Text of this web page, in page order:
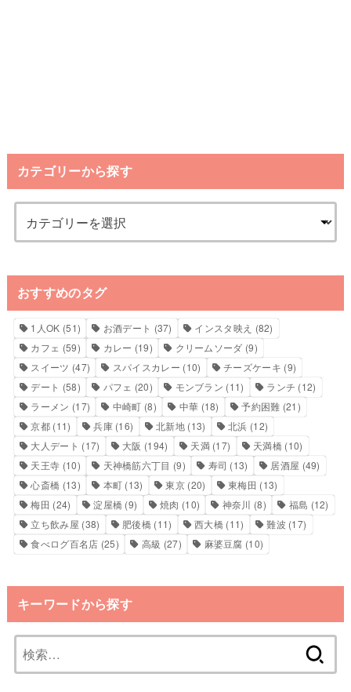
カテゴリーから探す
おすすめのタグ
1人OK (51) お酒デート (37) インスタ映え (82)
カフェ (59) カレー (19) クリームソーダ (9)
スイーツ (47) スパイスカレー (10) チーズケーキ (9)
デート (58) パフェ (20) モンブラン (11) ランチ (12)
ラーメン (17) 中崎町 (8) 中華 (18) 予約困難 (21)
京都 (11) 兵庫(16) 北新地(13) 北浜 (12)
大人デート (17) 大阪 (194) 天満(17) 天満橋(10)
天王寺 (10) 天神橋筋六丁目 (9) 寿司 (13) 居酒屋 (49)
心斎橋 (13) 本町 (13) 東京(20) 東梅田 (13)
梅田 (24) 淀屋橋 (9) 焼肉 (10) 神奈川 (8) 福島 (12)
立ち飲み屋 (38) 肥後橋 (11) 西大橋 (11) 難波 (17)
食べログ百名店 (25) 高級 (27) 麻婆豆腐 (10)
キーワードから探す
索: